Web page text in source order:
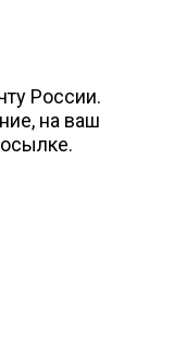
России.
на ваш